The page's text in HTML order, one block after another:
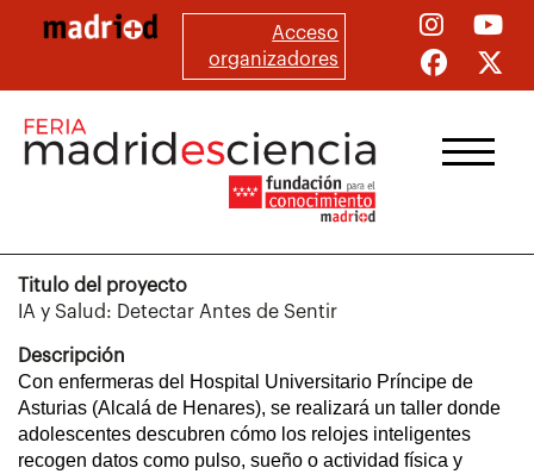
principal
Acceso
organizadores
Titulo del proyecto
IA y Salud: Detectar Antes de Sentir
Descripción
Con enfermeras del Hospital Universitario Príncipe de
Asturias (Alcalá de Henares), se realizará un taller donde
adolescentes descubren cómo los relojes inteligentes
recogen datos como pulso, sueño o actividad física y